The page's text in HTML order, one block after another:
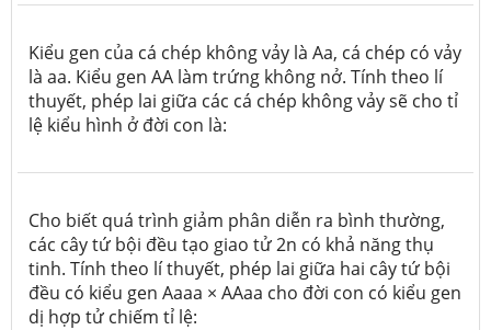
Kiểu gen của cá chép không vảy là Aa, cá chép có vảy
là aa. Kiểu gen AA làm trứng không nở. Tính theo lí
thuyết, phép lai giữa các cá chép không vảy sẽ cho tỉ
lệ kiểu hình ở đời con là:
Cho biết quá trình giảm phân diễn ra bình thường,
các cây tứ bội đều tạo giao tử 2n có khả năng thụ
tinh. Tính theo lí thuyết, phép lai giữa hai cây tứ bội
đều có kiểu gen Aaaa × AAaa cho đời con có kiểu gen
dị hợp tử chiếm tỉ lệ: